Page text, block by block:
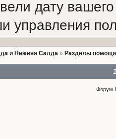
дату
управления
и Нижняя Салда» Разделы
Форум